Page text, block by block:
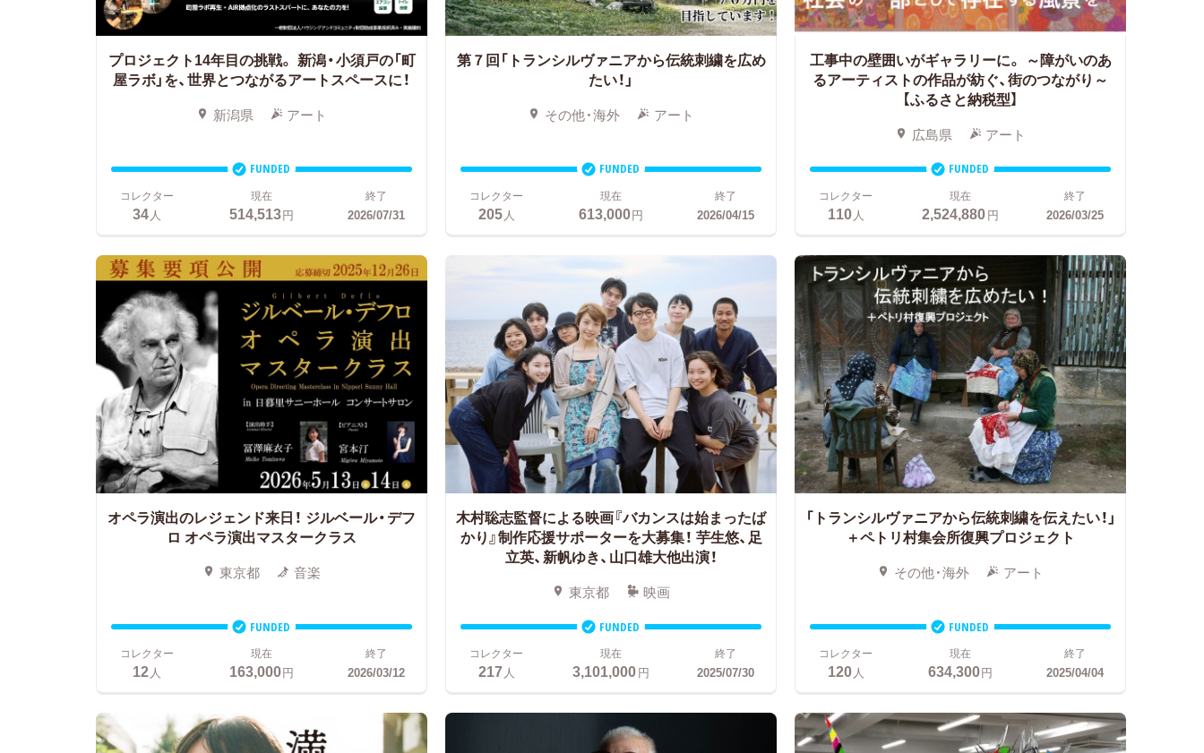
プロジェクト14年目の挑戦。 新潟・小須戸の「町
屋ラボ」を、世界とつながるアートスペースに！
新潟県 アート
FUNDED
コレクター
34 人
現在
514,513円
終了
2026/07/31
第７回「トランシルヴァニアから伝統刺繍を広め
たい！」
その他・海外 アート
FUNDED
コレクター
205 人
現在
613,000円
終了
2026/04/15
工事中の壁囲いがギャラリーに。 ～障がいのあ
るアーティストの作品が紡ぐ、街のつながり～
【ふるさと納税型】
広島県 アート
FUNDED
コレクター
110 人
現在
2,524,880円
終了
2026/03/25
オペラ演出のレジェンド来日！ ジルベール・デフ
ロ オペラ演出マスタークラス
東京都 音楽
FUNDED
コレクター
12人
現在
163,000円
終了
2026/03/12
木村聡志監督による映画『バカンスは始まったば
かり』制作応援サポーターを大募集！ 芋生悠、足
立英、新帆ゆき、山口雄大他出演！
東京都 映画
FUNDED
コレクター
217人
現在
3,101,000円
終了
2025/07/30
「トランシルヴァニアから伝統刺繍を伝えたい！」
＋ペトリ村集会所復興プロジェクト
その他・海外 アート
FUNDED
コレクター
120人
現在
634,300円
終了
2025/04/04